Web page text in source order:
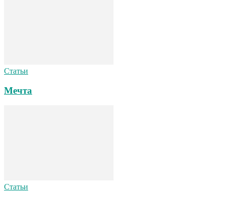
Статьи
Мечта
Статьи